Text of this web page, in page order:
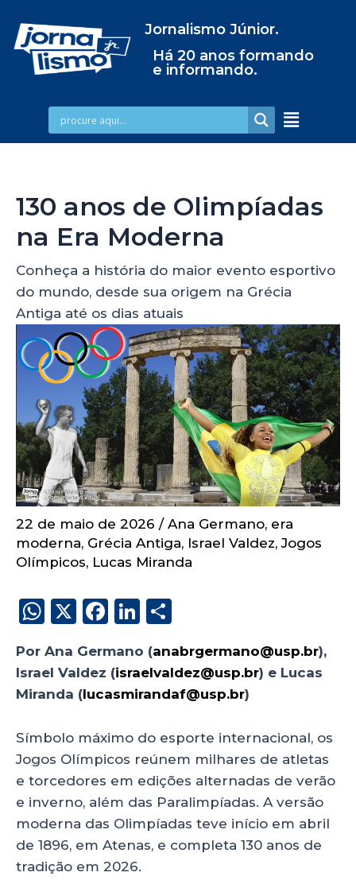
Jornalismo Júnior.
Há 20 anos formando
e informando.
130 anos de Olimpíadas
na Era Moderna
Conheça a história do maior evento esportivo
do mundo, desde sua origem na Grécia
Antiga até os dias atuais
22 de maio de 2026 / Ana Germano, era
moderna, Grécia Antiga, Israel Valdez,Jogos
Olímpicos, Lucas Miranda
W
a
ts
p
p
X
F
c
e
o
o
k
Li
k
e
n
a
re
Por Ana Germano (anabrgermano@usp.br),
Israel Valdez (israelvaldez@usp.br) e Lucas
Miranda (lucasmirandaf@usp.br)
Símbolo máximo do esporte internacional, os
Jogos Olímpicos reúnem milhares de atletas
e torcedores em edições alternadas de verão
e inverno, além das Paralimpíadas. A versão
moderna das Olimpíadas teve início em abril
de 1896, em Atenas, e completa 130 anos de
tradição em 2026.